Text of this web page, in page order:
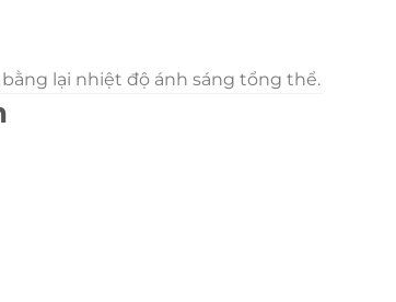
lại nhiệt độ ánh sáng tổng thể.